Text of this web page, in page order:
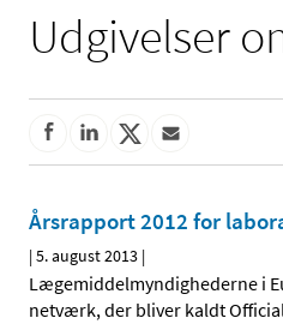
Udgivelser
Årsrapport 2012 for
|5. august 2013 |
Lægemiddelmyndighederne i
netværk, der bliver kaldt